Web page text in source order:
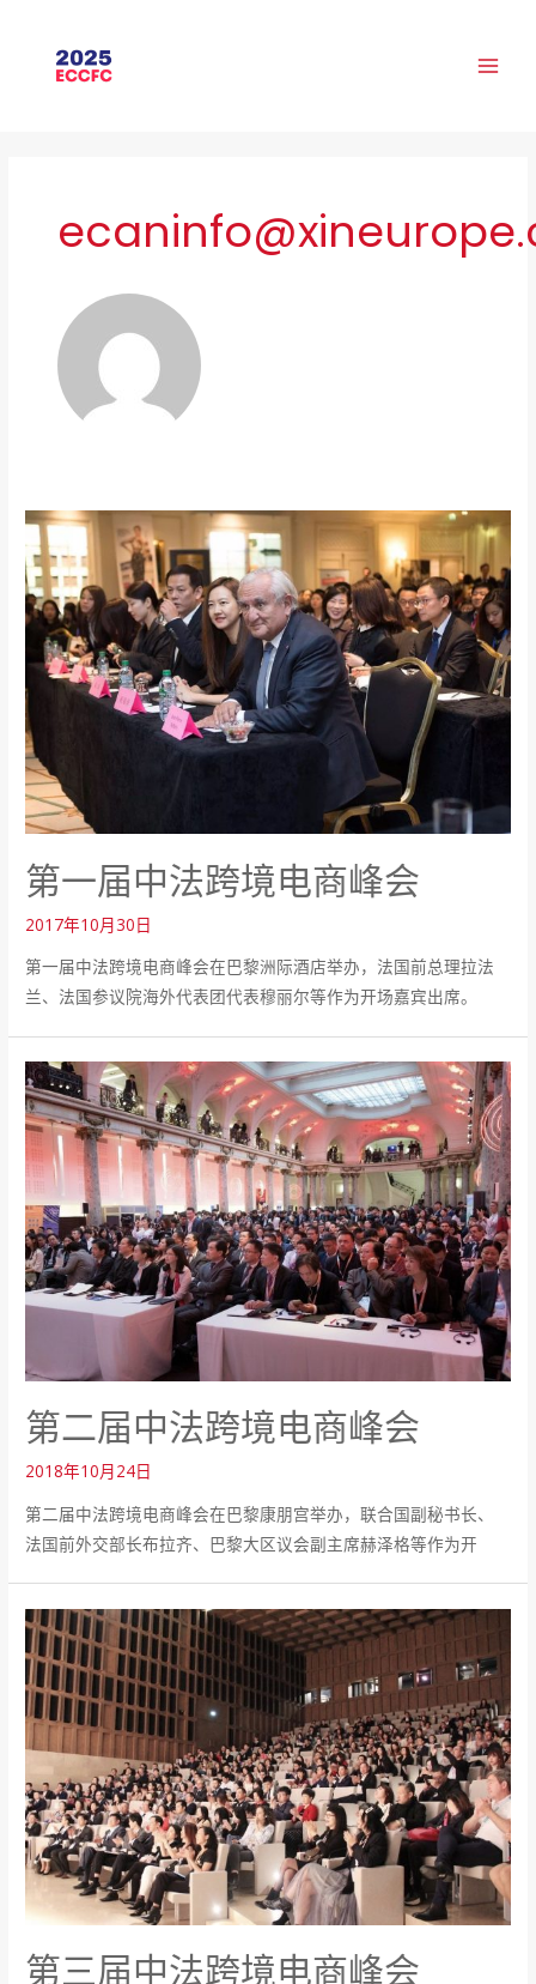
第一届中法跨境电商峰会
2017年10月30日
第一届中法跨境电商峰会在巴黎洲际酒店举办，法国前总理拉法
兰、法国参议院海外代表团代表穆丽尔等作为开场嘉宾出席。
第二届中法跨境电商峰会
2018年10月24日
第二届中法跨境电商峰会在巴黎康朋宫举办，联合国副秘书长、
法国前外交部长布拉齐、巴黎大区议会副主席赫泽格等作为开
第三届中法跨境电商峰会